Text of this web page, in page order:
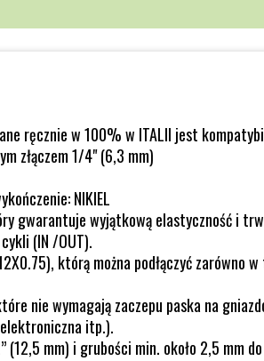
ręcznie w 100% w ITALII jest
złączem 1/4" (6,3 mm)
NIKIEL
gwarantuje wyjątkową elastyczność i
(IN /OUT).
którą można podłączyć zarówno
nie wymagają zaczepu paska na
itp.).
mm) i grubości min. około 2,5 mm do